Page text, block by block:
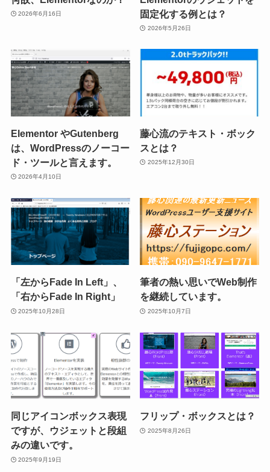
2026年6月16日
固定化する例とは？
2026年5月26日
Elementor やGutenberg
は、WordPressのノーコー
ド・ツールと言えます。
2026年4月10日
藤心流のテキスト・ボック
スとは？
2025年12月30日
「左からFade In Left」、
「右からFade In Right」
2025年10月28日
筆者の熱い思いでWeb制作
を継続しています。
2025年10月7日
同じアイコンボックス表現
ですが、ウジェットと段組
みの違いです。
2025年9月19日
フリップ・ボックスとは？
2025年8月26日